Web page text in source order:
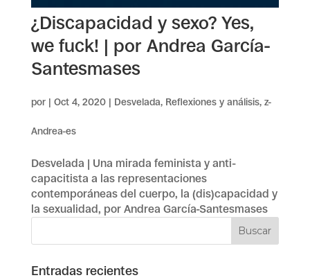
¿Discapacidad y sexo? Yes,
we fuck! | por Andrea García-
Santesmases
por | Oct 4, 2020| Desvelada, Reflexiones y análisis, z-
Andrea-es
Desvelada | Una mirada feminista y anti-
capacitista a las representaciones
contemporáneas del cuerpo, la (dis)capacidad y
la sexualidad, por Andrea García-Santesmases
Entradas recientes